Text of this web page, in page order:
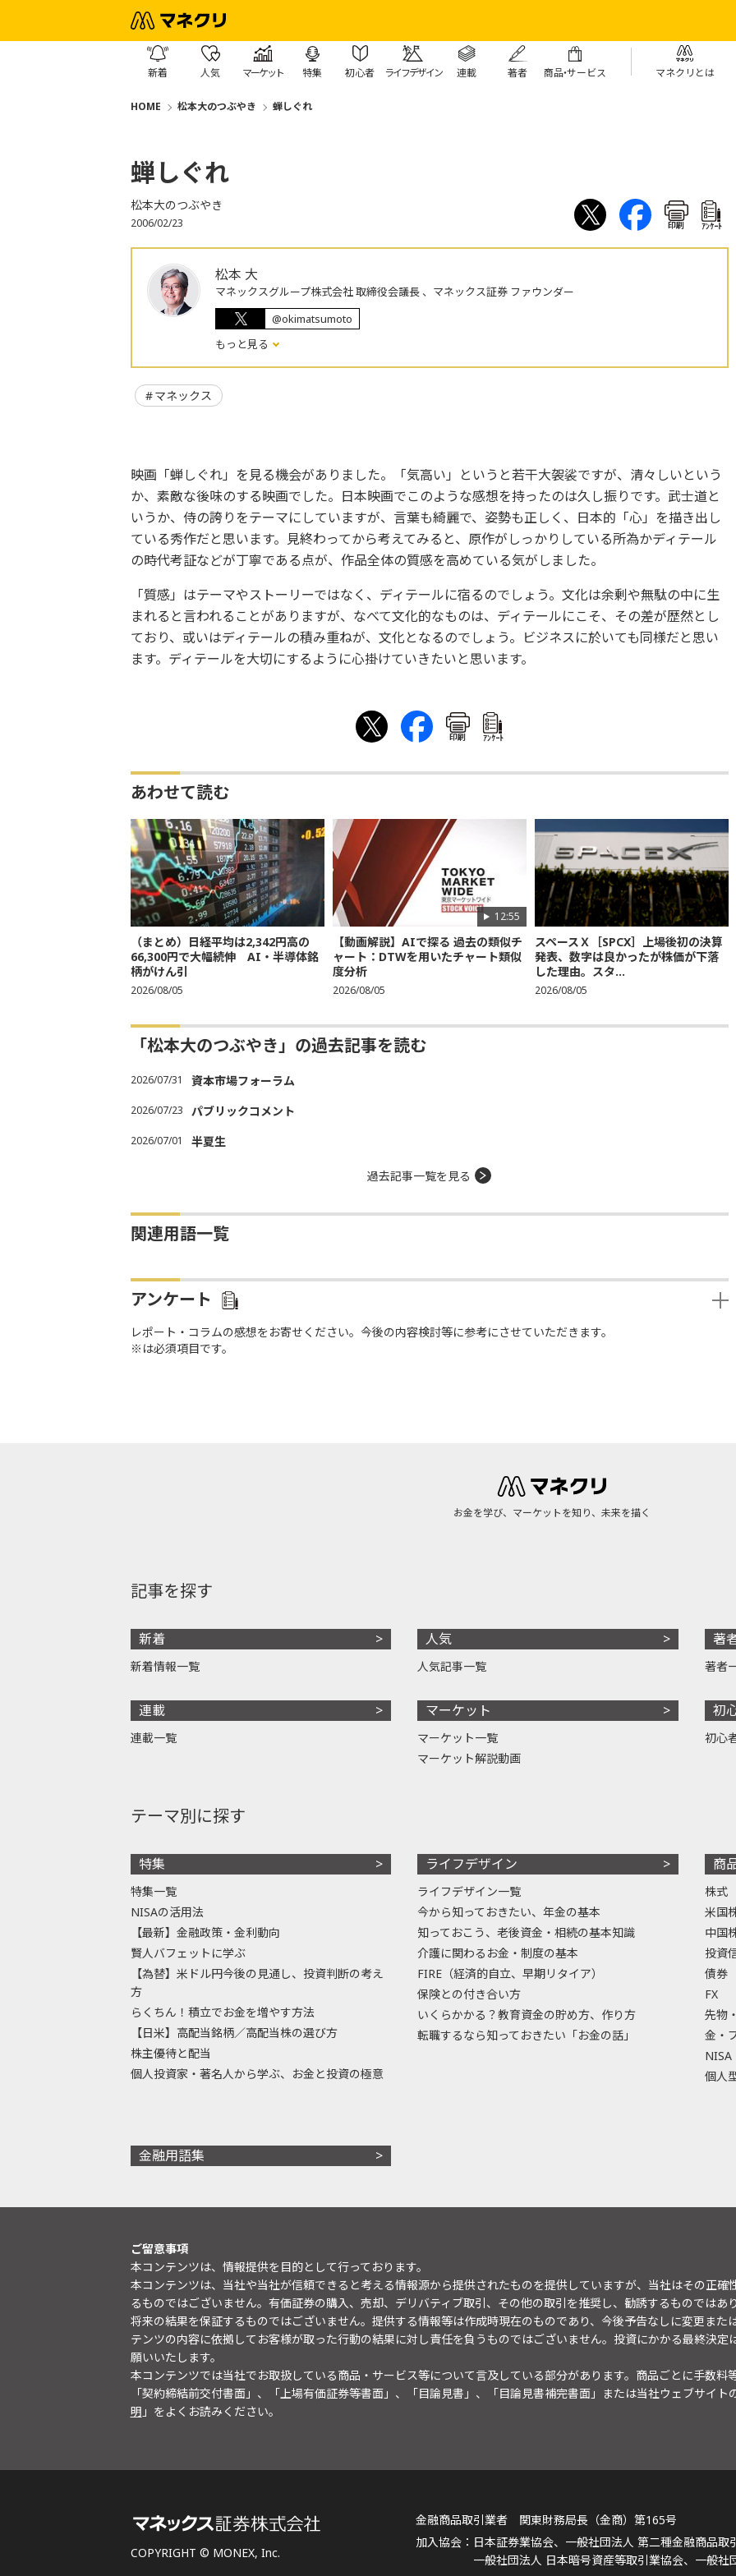
新着 人気 マーケット 特集 初心者 ライフデザイン 連載 著者 商品・サービス マネクリとは
HOME 松本大のつぶやき 蝉しぐれ
蝉しぐれ
松本大のつぶやき
2006/02/23 印刷 ｱﾝｹｰﾄ
松本 大
マネックスグループ株式会社 取締役会議長 、マネックス証券 ファウンダー
@okimatsumoto
もっと見る
マネックス
映画「蝉しぐれ」を見る機会がありました。「気高い」というと若干大袈裟ですが、清々しいという
か、素敵な後味のする映画でした。日本映画でこのような感想を持ったのは久し振りです。武士道と
いうか、侍の誇りをテーマにしていますが、言葉も綺麗で、姿勢も正しく、日本的「心」を描き出し
ている秀作だと思います。見終わってから考えてみると、原作がしっかりしている所為かディテール
の時代考証などが丁寧である点が、作品全体の質感を高めている気がしました。
「質感」はテーマやストーリーではなく、ディテールに宿るのでしょう。文化は余剰や無駄の中に生
まれると言われることがありますが、なべて文化的なものは、ディテールにこそ、その差が歴然とし
ており、或いはディテールの積み重ねが、文化となるのでしょう。ビジネスに於いても同様だと思い
ます。ディテールを大切にするように心掛けていきたいと思います。
印刷 ｱﾝｹｰﾄ
あわせて読む
（まとめ）日経平均は2,342円高の
66,300円で大幅続伸 AI・半導体銘
柄がけん引
2026/08/05
12:55
【動画解説】AIで探る 過去の類似チ
ャート：DTWを用いたチャート類似
度分析
2026/08/05
スペースＸ［SPCX］上場後初の決算
発表、数字は良かったが株価が下落
した理由。スタ...
2026/08/05
「松本大のつぶやき」の過去記事を読む
2026/07/31 資本市場フォーラム
2026/07/23 パブリックコメント
2026/07/01 半夏生
過去記事一覧を見る
関連用語一覧
アンケート
レポート・コラムの感想をお寄せください。今後の内容検討等に参考にさせていただきます。
※は必須項目です。
お金を学び、マーケットを知り、未来を描く
記事を探す
新着
新着情報一覧
連載
連載一覧
人気
人気記事一覧
マーケット
マーケット一覧
マーケット解説動画
著
著者
初
初心
テーマ別に探す
特集
特集一覧
NISAの活用法
【最新】金融政策・金利動向
賢人バフェットに学ぶ
【為替】米ドル円今後の見通し、投資判断の考え
方
らくちん！積立でお金を増やす方法
【日米】高配当銘柄／高配当株の選び方
株主優待と配当
個人投資家・著名人から学ぶ、お金と投資の極意
ライフデザイン
ライフデザイン一覧
今から知っておきたい、年金の基本
知っておこう、老後資金・相続の基本知識
介護に関わるお金・制度の基本
FIRE（経済的自立、早期リタイア）
保険との付き合い方
いくらかかる？教育資金の貯め方、作り方
転職するなら知っておきたい「お金の話」
商
株式
米国
中国
投資
債券
FX
先物
金・
NISA
個人
金融用語集
ご留意事項
本コンテンツは、情報提供を目的として行っております。
本コンテンツは、当社や当社が信頼できると考える情報源から提供されたものを提供していますが、当社はその正
るものではございません。有価証券の購入、売却、デリバティブ取引、その他の取引を推奨し、勧誘するものではあ
将来の結果を保証するものではございません。提供する情報等は作成時現在のものであり、今後予告なしに変更また
テンツの内容に依拠してお客様が取った行動の結果に対し責任を負うものではございません。投資にかかる最終決
願いいたします。
本コンテンツでは当社でお取扱している商品・サービス等について言及している部分があります。商品ごとに手数料
「契約締結前交付書面」、「上場有価証券等書面」、「目論見書」、「目論見書補完書面」または当社ウェブサイト
明 」をよくお読みください。
COPYRIGHT © MONEX, Inc.
金融商品取引業者 関東財務局長（金商）第165号
日本証券業協会、一般社団法人 第二種金融商品取
一般社団法人 日本暗号資産等取引業協会、一般社